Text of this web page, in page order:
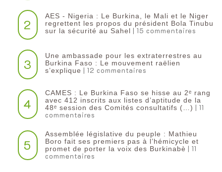
2
AES - Nigeria : Le Burkina, le Mali et le Niger
regrettent les propos du président Bola Tinubu
sur la sécurité au Sahel | 15 commentaires
3
Une ambassade pour les extraterrestres au
Burkina Faso : Le mouvement raëlien
s’explique | 12 commentaires
4
CAMES : Le Burkina Faso se hisse au 2ᵉ rang
avec 412 inscrits aux listes d’aptitude de la
48ᵉ session des Comités consultatifs (…) | 11
commentaires
5
Assemblée législative du peuple : Mathieu
Boro fait ses premiers pas à l’hémicycle et
promet de porter la voix des Burkinabè | 11
commentaires